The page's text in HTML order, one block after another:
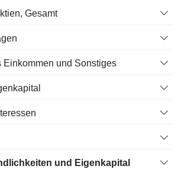
Gesamt
Einkommen und Sonstiges
und Eigenkapital